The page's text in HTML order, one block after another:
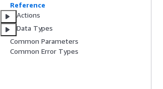
Reference
Actions
Data Types
Common Parameters
Common Error Types